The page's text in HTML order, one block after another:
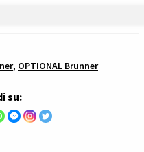
, OPTIONAL Brunner
su: